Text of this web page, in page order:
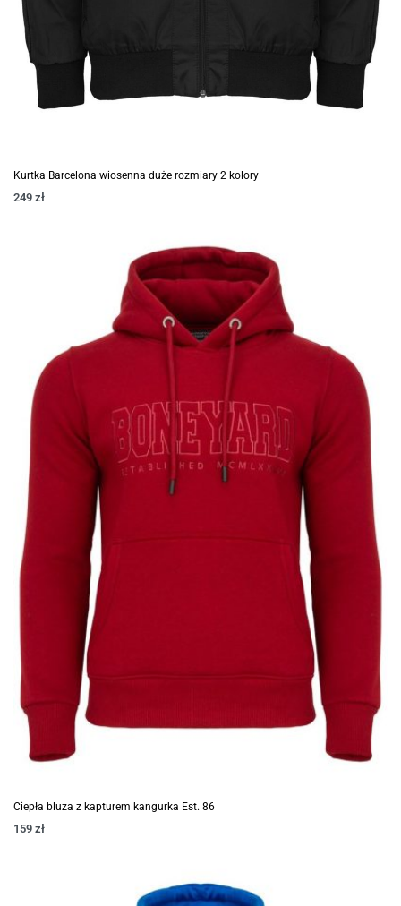
Kurtka Barcelona wiosenna duże rozmiary 2 kolory
249 zł
Ciepła bluza z kapturem kangurka Est. 86
159 zł